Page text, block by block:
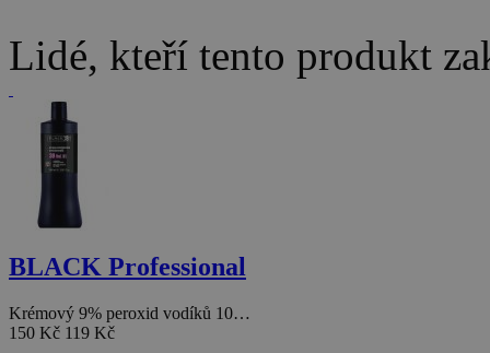
Lidé, kteří tento produkt
BLACK Professional
Krémový 9% peroxid vodíků 10…
150 Kč 119 Kč